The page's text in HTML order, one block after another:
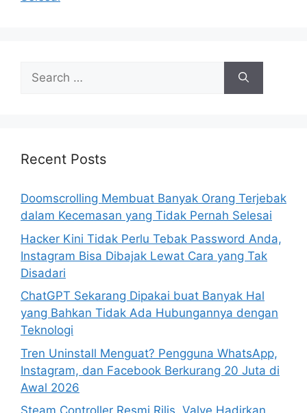
h
r
:
Recent Posts
Doomscrolling Membuat Banyak Orang Terjebak
dalam Kecemasan yang Tidak Pernah Selesai
Hacker Kini Tidak Perlu Tebak Password Anda,
Instagram Bisa Dibajak Lewat Cara yang Tak
Disadari
ChatGPT Sekarang Dipakai buat Banyak Hal
yang Bahkan Tidak Ada Hubungannya dengan
Teknologi
Tren Uninstall Menguat? Pengguna WhatsApp,
Instagram, dan Facebook Berkurang 20 Juta di
Awal 2026